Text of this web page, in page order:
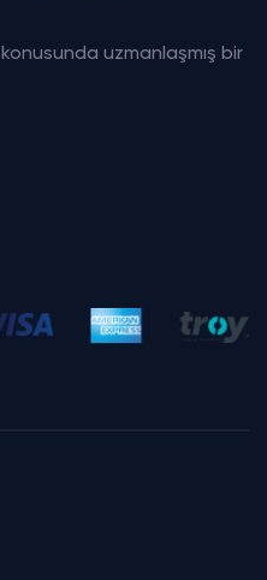
uzmanlaşmış bir